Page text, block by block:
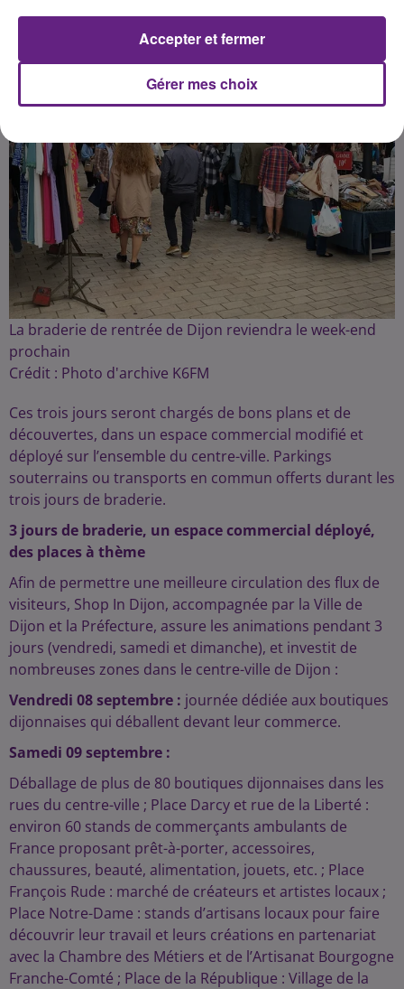
La braderie de rentrée de Dijon reviendra le week-end
prochain
Crédit : Photo d'archive K6FM
Ces trois jours seront chargés de bons plans et de
découvertes, dans un espace commercial modifié et
déployé sur l’ensemble du centre-ville. Parkings
souterrains ou transports en commun offerts durant les
trois jours de braderie.
3 jours de braderie, un espace commercial déployé,
des places à thème
Afin de permettre une meilleure circulation des flux de
visiteurs, Shop In Dijon, accompagnée par la Ville de
Dijon et la Préfecture, assure les animations pendant 3
jours (vendredi, samedi et dimanche), et investit de
nombreuses zones dans le centre-ville de Dijon :
Vendredi 08 septembre : journée dédiée aux boutiques
dijonnaises qui déballent devant leur commerce.
Samedi 09 septembre :
Déballage de plus de 80 boutiques dijonnaises dans les
rues du centre-ville ; Place Darcy et rue de la Liberté :
environ 60 stands de commerçants ambulants de
France proposant prêt-à-porter, accessoires,
chaussures, beauté, alimentation, jouets, etc. ; Place
François Rude : marché de créateurs et artistes locaux ;
Place Notre-Dame : stands d’artisans locaux pour faire
découvrir leur travail et leurs créations en partenariat
avec la Chambre des Métiers et de l’Artisanat Bourgogne
Franche-Comté ; Place de la République : Village de la
Gérer mes choix
Accepter et fermer